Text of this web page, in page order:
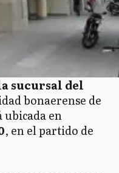
sucursal del
bonaerense de
ubicada en
, en el partido de